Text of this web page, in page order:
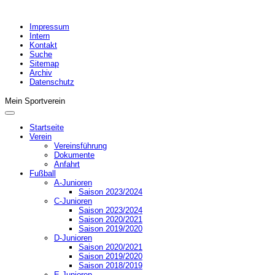
Impressum
Intern
Kontakt
Suche
Sitemap
Archiv
Datenschutz
Mein Sportverein
Startseite
Verein
Vereinsführung
Dokumente
Anfahrt
Fußball
A-Junioren
Saison 2023/2024
C-Junioren
Saison 2023/2024
Saison 2020/2021
Saison 2019/2020
D-Junioren
Saison 2020/2021
Saison 2019/2020
Saison 2018/2019